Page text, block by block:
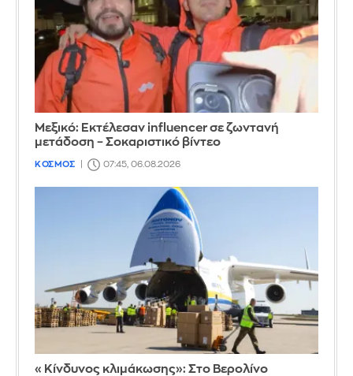
Μεξικό: Εκτέλεσαν influencer σε ζωντανή
μετάδοση – Σοκαριστικό βίντεο
ΚΟΣΜΟΣ 07:45, 06.08.2026
«Κίνδυνος κλιμάκωσης»: Στο Βερολίνο